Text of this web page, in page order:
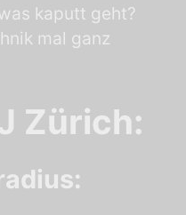
kaputt geht?
mal ganz
Zürich: